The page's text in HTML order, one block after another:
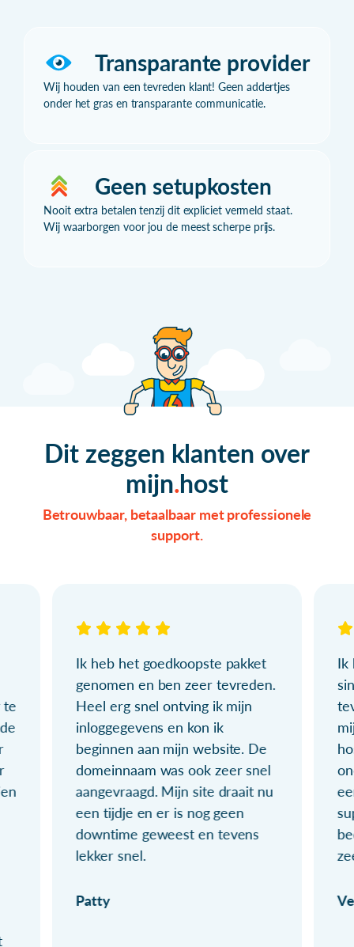
Transparante provider
Wij houden van een tevreden klant! Geen addertjes
onder het gras en transparante communicatie.
Geen setupkosten
Nooit extra betalen tenzij dit expliciet vermeld staat.
Wij waarborgen voor jou de meest scherpe prijs.
Dit zeggen klanten over
mijn host
Betrouwbaar, betaalbaar met professionele
support.
te
Ik heb het goedkoopste pakket
genomen en ben zeer tevreden.
Heel erg snel ontving ik mijn
inloggegevens en kon ik
beginnen aan mijn website. De
domeinnaam was ook zeer snel
aangevraagd. Mijn site draait nu
een tijdje en er is nog geen
downtime geweest en tevens
lekker snel.
Patty
Ik